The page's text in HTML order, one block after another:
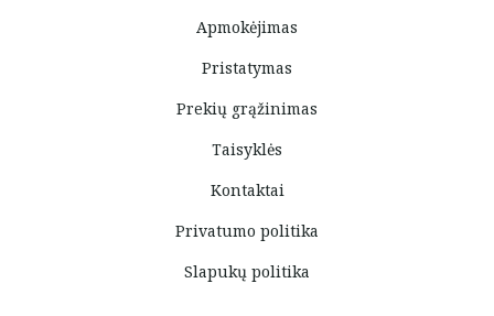
Apmokėjimas
Pristatymas
Prekių grąžinimas
Taisyklės
Kontaktai
Privatumo politika
Slapukų politika